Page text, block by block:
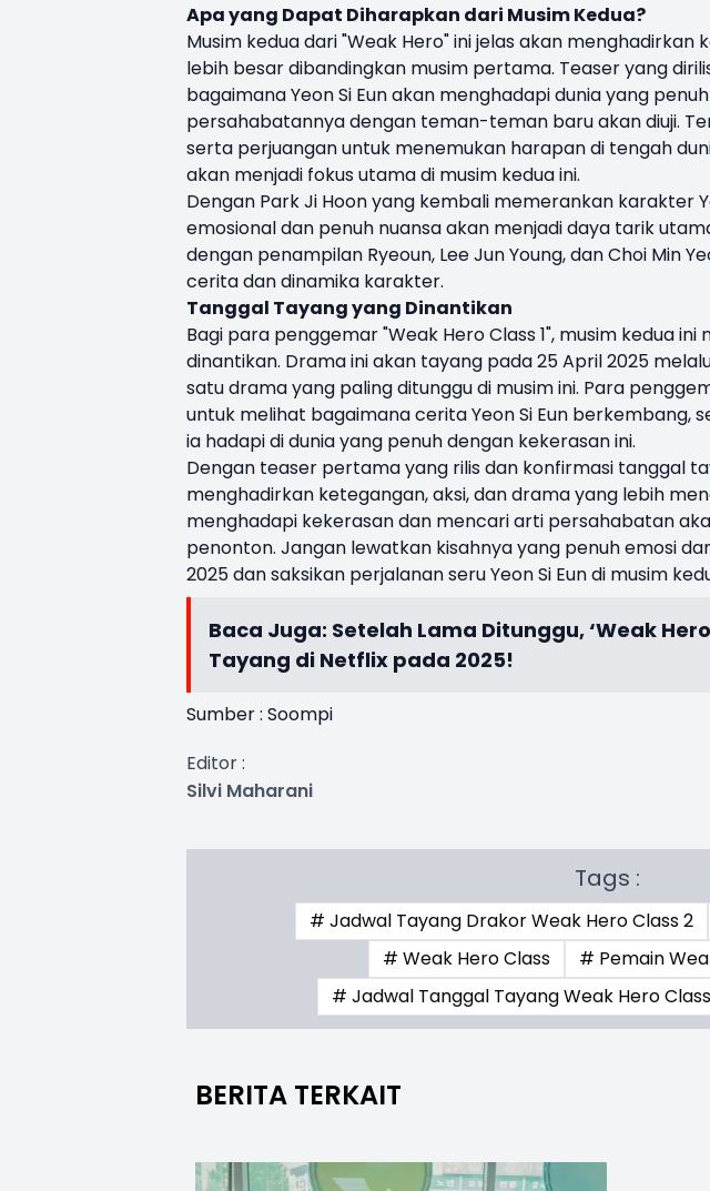
Apa yang Dapat Diharapkan dari Musim Kedua?
Musim kedua dari "Weak Hero" ini jelas akan
lebih besar dibandingkan musim pertama. Teaser yang
bagaimana Yeon Si Eun akan menghadapi dunia yang
persahabatannya dengan teman-teman baru akan diuji.
serta perjuangan untuk menemukan harapan di tengah
akan menjadi fokus utama di musim kedua ini.
Dengan Park Ji Hoon yang kembali memerankan karakter
emosional dan penuh nuansa akan menjadi daya tarik
dengan penampilan Ryeoun, Lee Jun Young, dan Choi Min
cerita dan dinamika karakter.
Tanggal Tayang yang Dinantikan
Bagi para penggemar "Weak Hero Class 1", musim kedua
dinantikan. Drama ini akan tayang pada 25 April 2025
satu drama yang paling ditunggu di musim ini. Para
untuk melihat bagaimana cerita Yeon Si Eun berkembang,
ia hadapi di dunia yang penuh dengan kekerasan ini.
Dengan teaser pertama yang rilis dan konfirmasi tanggal
menghadirkan ketegangan, aksi, dan drama yang lebih
menghadapi kekerasan dan mencari arti persahabatan
penonton. Jangan lewatkan kisahnya yang penuh emosi
2025 dan saksikan perjalanan seru Yeon Si Eun di musim
Baca Juga: Setelah Lama Ditunggu, ‘Weak
Tayang di Netflix pada 2025!
Sumber : Soompi
Editor :
Silvi Maharani
Tags :
# Jadwal Tayang Drakor Weak Hero Class 2
# Weak Hero Class
# Pemain
# Jadwal Tanggal Tayang Weak Hero
BERITA TERKAIT